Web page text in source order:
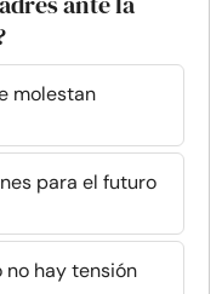
molestan
para el futuro
no hay tensión